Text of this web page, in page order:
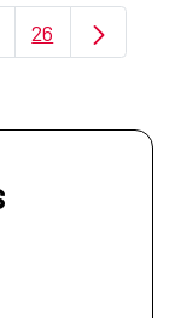
Página
26